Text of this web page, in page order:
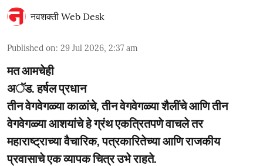
नवशक्ती Web Desk
Published on: 29 Jul 2026, 2:37 am
मत आमचेही
अॅड. हर्षल प्रधान
तीन वेगवेगळ्या काळांचे, तीन वेगवेगळ्या शैलींचे आणि तीन
वेगवेगळ्या आशयांचे हे ग्रंथ एकत्रितपणे वाचले तर
महाराष्ट्राच्या वैचारिक, पत्रकारितेच्या आणि राजकीय
प्रवासाचे एक व्यापक चित्र उभे राहते.